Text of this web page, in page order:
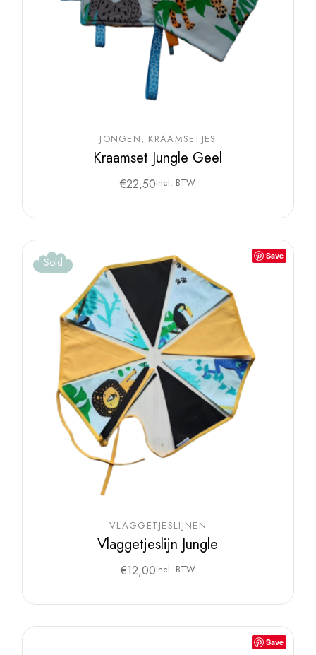
JONGEN KRAAMSETJES
Kraamset Jungle Geel
€22,50Incl. BTW
Save
Sold
VLAGGETJESLIJNEN
Vlaggetjeslijn Jungle
€12,00Incl. BTW
Save